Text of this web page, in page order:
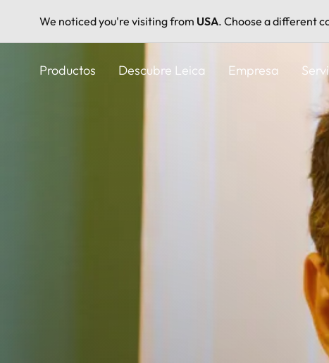
We noticed you're visiting from USA. Choose a different
Productos Descubre Leica Empresa